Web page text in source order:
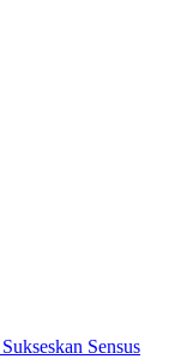
Sensus